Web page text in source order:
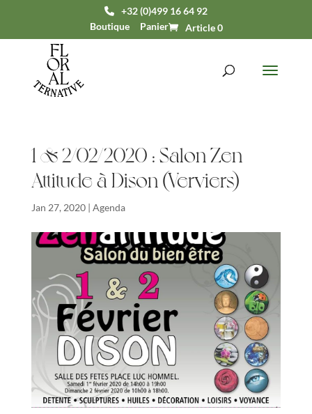
+32 (0)499 16 64 92
Boutique
Panier Article 0
1 & 2/02/2020 : Salon Zen
Attitude à Dison (Verviers)
Jan 27, 2020| Agenda